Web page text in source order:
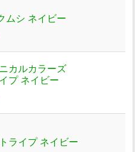
ムシ ネイビー
カルカラーズ
プ ネイビー
ライプ ネイビー